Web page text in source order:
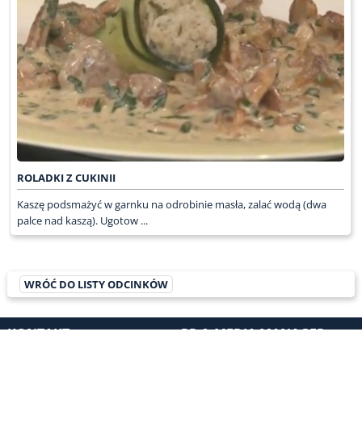
ROLADKI Z CUKINII
Kaszę podsmażyć w garnku na odrobinie masła, zalać wodą (dwa
palce nad kaszą). Ugotow ...
WRÓĆ DO LISTY ODCINKÓW
KONTAKT PR & MEDIA MANAGER